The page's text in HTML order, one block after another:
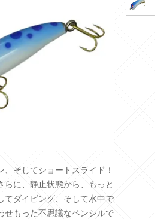
そしてショートスライド！
に、静止状態から、もっと
てダイビング、そして水中で
せもった不思議なペンシルで